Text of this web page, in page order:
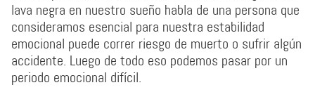
lava negra en nuestro sueño habla de una persona que
consideramos esencial para nuestra estabilidad
emocional puede correr riesgo de muerto o sufrir algún
accidente. Luego de todo eso podemos pasar por un
periodo emocional difícil.